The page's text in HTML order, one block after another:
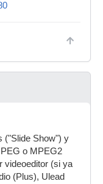
("Slide Show") y
o MPEG2
videoeditor (si ya
(Plus), Ulead